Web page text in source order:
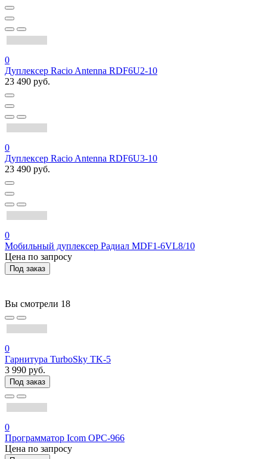
0
Дуплексер Racio Antenna RDF6U2-10
23 490 руб.
0
Дуплексер Racio Antenna RDF6U3-10
23 490 руб.
0
Мобильный дуплексер Радиал MDF1-6VL8/10
Цена по запросу
Под заказ
Вы смотрели 18
0
Гарнитура TurboSky TK-5
3 990 руб.
Под заказ
0
Программатор Icom OPC-966
Цена по запросу